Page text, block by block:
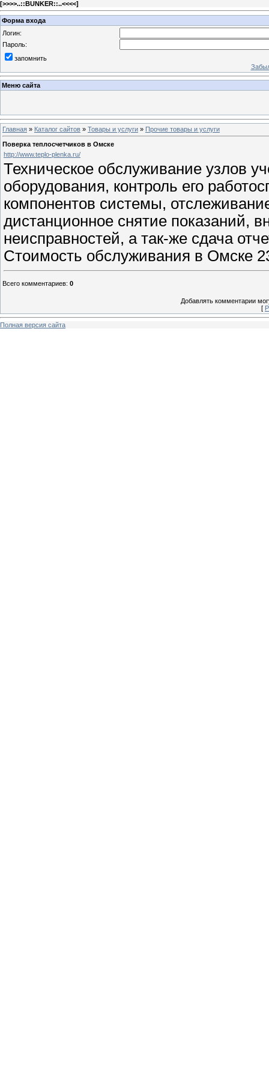
[>>>>..::BUNKER::..<<<<]
Форма входа
Логин:
Пароль:
запомнить
Меню сайта
Главная » Каталог сайтов » Товары и услуги » Прочие товары и услуги
Поверка теплосчетчиков в Омске
http://www.teplo-plenka.ru/
Техническое обслуживание узлов
оборудования, контроль его
компонентов системы,
дистанционное снятие показаний,
неисправностей, а так-же сдача
Стоимость обслуживания в Омске
Всего комментариев: 0
Добавлять комментарии
[
Полная версия сайта